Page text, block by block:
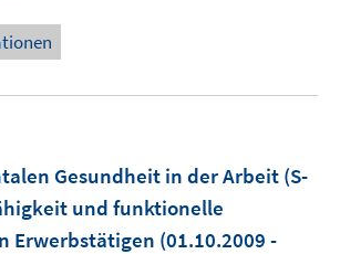
Gesundheit in der Arbeit (S-
und funktionelle
Erwerbstätigen (01.10.2009 -